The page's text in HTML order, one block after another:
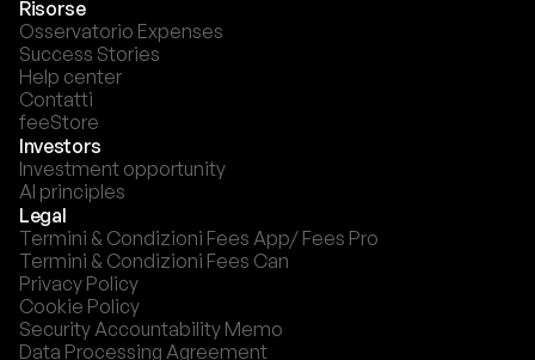
Risorse
Osservatorio Expenses
Success Stories
Help center
Contatti
feeStore
Investors
Investment opportunity
AI principles
Legal
Termini & Condizioni Fees App/ Fees Pro
Termini & Condizioni Fees Can
Privacy Policy
Cookie Policy
Security Accountability Memo
Data Processing Agreement